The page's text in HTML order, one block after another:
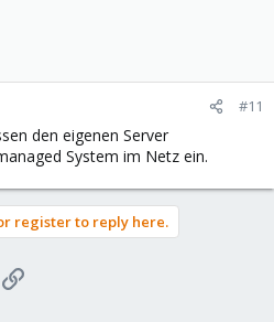
#11
den eigenen Server
System im Netz ein.
register to reply here.
Link